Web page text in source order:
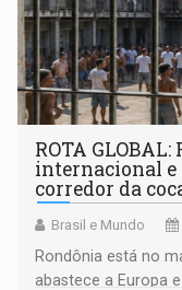
ROTA
internacional
corredor da
Brasil e Mundo
Rondônia está no
abastece a Europa